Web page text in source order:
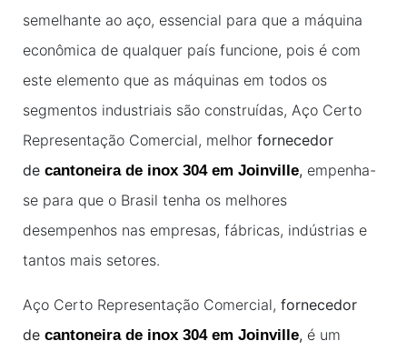
semelhante ao aço, essencial para que a máquina
econômica de qualquer país funcione, pois é com
este elemento que as máquinas em todos os
segmentos industriais são construídas, Aço Certo
Representação Comercial, melhor fornecedor
de cantoneira de inox 304 em Joinville, empenha-
se para que o Brasil tenha os melhores
desempenhos nas empresas, fábricas, indústrias e
tantos mais setores.
Aço Certo Representação Comercial, fornecedor
de cantoneira de inox 304 em Joinville, é um